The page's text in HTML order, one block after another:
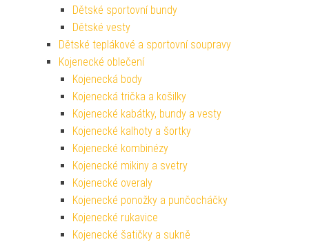
Dětské sportovní bundy
Dětské vesty
Dětské teplákové a sportovní soupravy
Kojenecké oblečení
Kojenecká body
Kojenecká trička a košilky
Kojenecké kabátky, bundy a vesty
Kojenecké kalhoty a šortky
Kojenecké kombinézy
Kojenecké mikiny a svetry
Kojenecké overaly
Kojenecké ponožky a punčocháčky
Kojenecké rukavice
Kojenecké šatičky a sukně